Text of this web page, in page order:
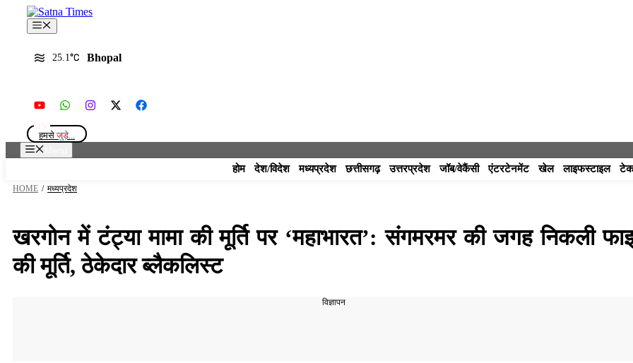
content
Menu
25.1 Bhopal
हमसे जुड़े...
होम देश/विदेश मध्यप्रदेश छत्तीसगढ़ उत्तरप्रदेश जॉब/वेकैंसी एंटरटेनमेंट खेल लाइफस्टाइल
HOME / मध्यप्रदेश
खरगोन में टंट्या मामा की मूर्ति पर ‘महाभारत’: संगमरमर की जगह निकली
की मूर्ति, ठेकेदार ब्लैकलिस्ट
विज्ञापन